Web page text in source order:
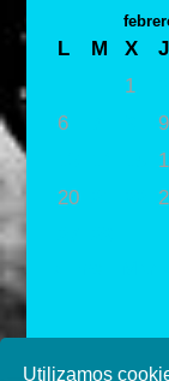
Utilizamos
L M X J
1
6
9
20